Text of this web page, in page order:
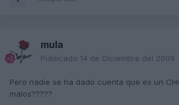
mula
Publicado 14 de Diciembre del 2009
Pero nadie se ha dado cuenta que es un
malos?????